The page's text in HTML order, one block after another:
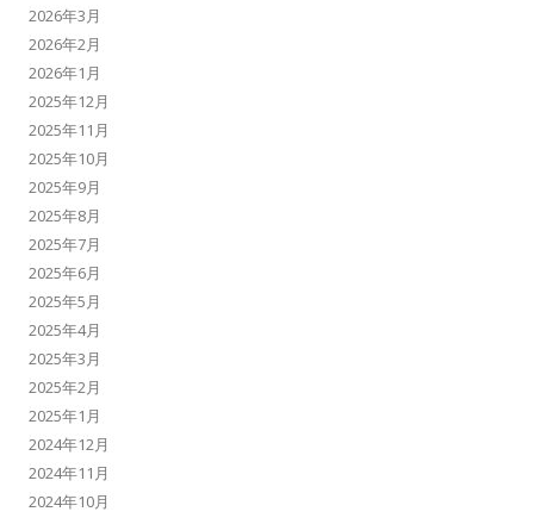
2026年3月
2026年2月
2026年1月
2025年12月
2025年11月
2025年10月
2025年9月
2025年8月
2025年7月
2025年6月
2025年5月
2025年4月
2025年3月
2025年2月
2025年1月
2024年12月
2024年11月
2024年10月